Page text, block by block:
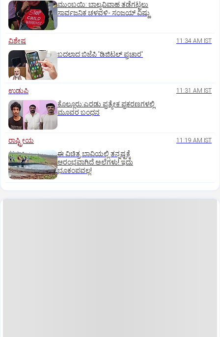
ಮುಂಬಯಿ: ಬಾಲ್ಯವಿವಾಹ ತಡೆಗಟ್ಟಲು
ಸಾರ್ವಜನಿಕ ಚಳವಳಿ- ಸಂಜಯ್‌ ವಿಷ್ಣು
ವಿಶೇಷ 11:34 AM IST
ಬದಲಾದ ಬಿಜೆಪಿ 'ಡಿಜಿಟಲ್‌ ಪ್ರಚಾರ'
ಉಡುಪಿ 11:31 AM IST
ಕೊಲ್ಲೂರು:ಎರಡು ಪ್ರತ್ಯೇಕ ಪ್ರಕರಣಗಳಲ್ಲಿ
ಮೂವರ ಬಂಧನ
ರಾಷ್ಟ್ರೀಯ 11:19 AM IST
ಈ ವಿಚಿತ್ರ ಬಾವಿಯಲ್ಲಿ ತನ್ನಷ್ಟಕ್ಕೆ
ಆರಂಭವಾಗಿದೆ ಅಲೆಗಳು! ಇದು
ಭೂಕಂಪವಲ್ಲ!